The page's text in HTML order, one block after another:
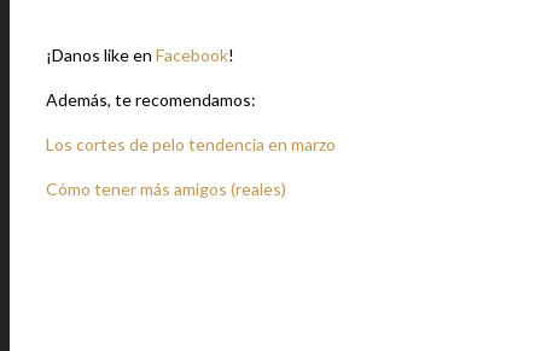
¡Danos like en Facebook!
Además, te recomendamos:
Los cortes de pelo tendencia en marzo
Cómo tener más amigos (reales)